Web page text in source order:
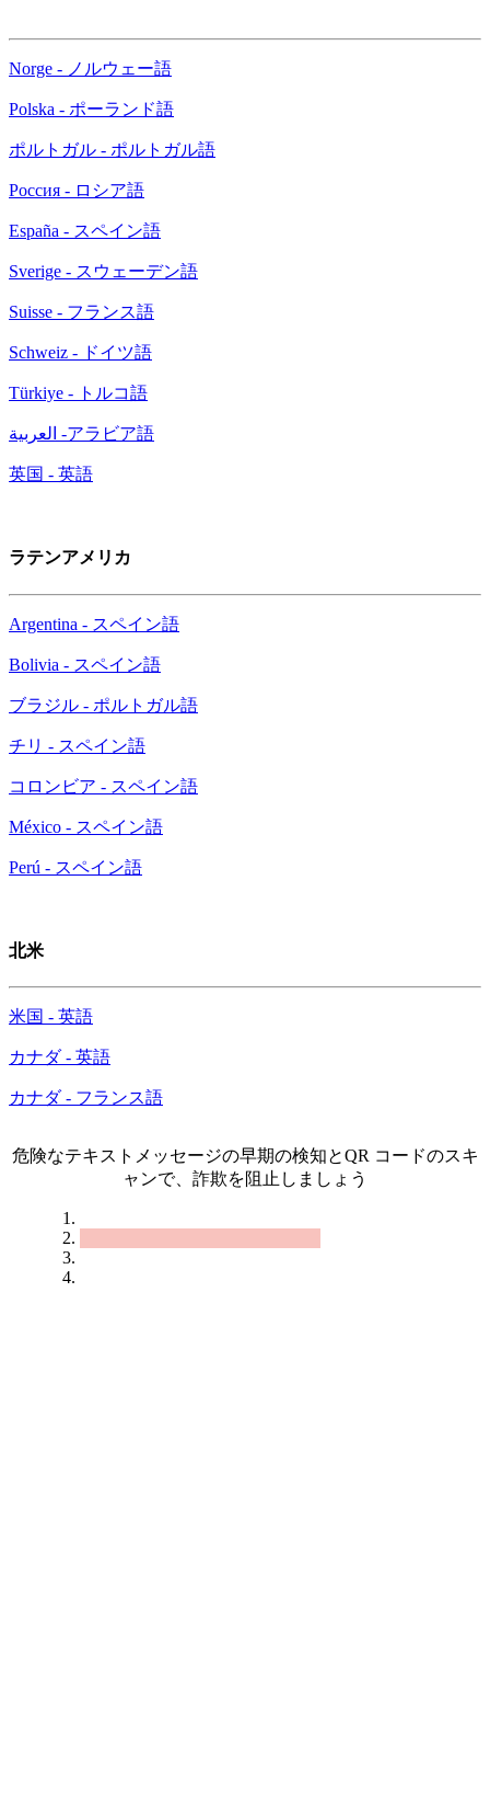
Norge - ノルウェー語
Polska - ポーランド語
ポルトガル - ポルトガル語
Россия - ロシア語
España - スペイン語
Sverige - スウェーデン語
Suisse - フランス語
Schweiz - ドイツ語
Türkiye - トルコ語
العربية -アラビア語
英国 - 英語
ラテンアメリカ
Argentina - スペイン語
Bolivia - スペイン語
ブラジル - ポルトガル語
チリ - スペイン語
コロンビア - スペイン語
México - スペイン語
Perú - スペイン語
北米
米国 - 英語
カナダ - 英語
カナダ - フランス語
危険なテキストメッセージの早期の検知とQR コードのスキ
ャンで、詐欺を阻止しましょう